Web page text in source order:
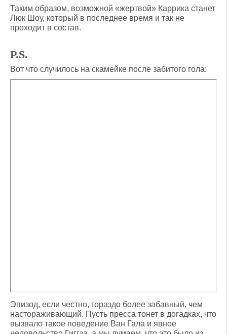
Таким образом, возможной «жертвой» Каррика станет
Люк Шоу, который в последнее время и так не
проходит в состав.
P.S.
Вот что случилось на скамейке после забитого гола:
Эпизод, если честно, гораздо более забавный, чем
настораживающий. Пусть пресса тонет в догадках, что
вызвало такое поведение Ван Гала и явное